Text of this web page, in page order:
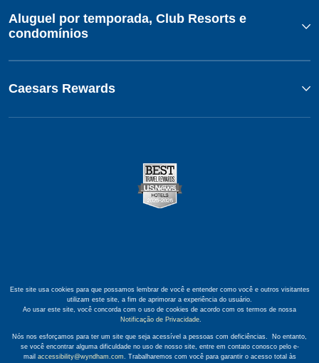
Aluguel por temporada, Club Resorts e
condomínios
Caesars Rewards
Este site usa cookies para que possamos lembrar de você e entender como você e outros visitantes
utilizam este site, a fim de aprimorar a experiência do usuário.
Ao usar este site, você concorda com o uso de cookies de acordo com os termos de nossa
Notificação de Privacidade.
Nós nos esforçamos para ter um site que seja acessível a pessoas com deficiências. No entanto,
se você encontrar alguma dificuldade no uso de nosso site, entre em contato conosco pelo e-
mail accessibility@wyndham.com. Trabalharemos com você para garantir o acesso total às